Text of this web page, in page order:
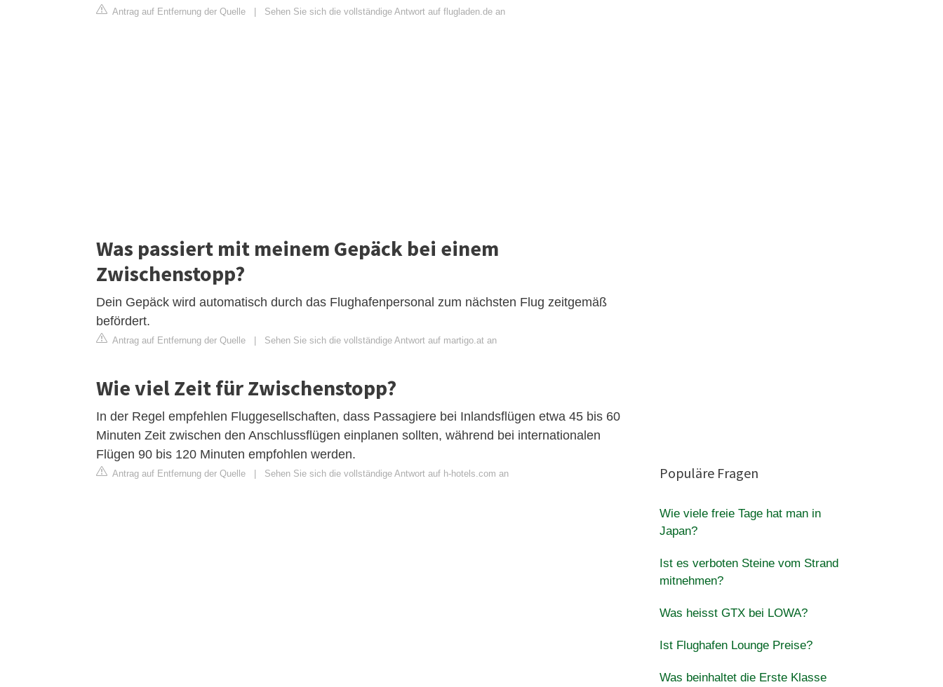
Antrag auf Entfernung der Quelle Sehen Sie sich die vollständige Antwort auf flugladen.de an
Was passiert mit meinem Gepäck bei einem
Zwischenstopp?
Dein Gepäck wird automatisch durch das Flughafenpersonal zum nächsten Flug zeitgemäß
befördert.
Antrag auf Entfernung der Quelle Sehen Sie sich die vollständige Antwort auf martigo.at an
Wie viel Zeit für Zwischenstopp?
In der Regel empfehlen Fluggesellschaften, dass Passagiere bei Inlandsflügen etwa 45 bis 60
Minuten Zeit zwischen den Anschlussflügen einplanen sollten, während bei internationalen
Flügen 90 bis 120 Minuten empfohlen werden.
Antrag auf Entfernung der Quelle Sehen Sie sich die vollständige Antwort auf h-hotels.com an Populäre Fragen
Wie viele freie Tage hat man in
Japan?
Ist es verboten Steine vom Strand
mitnehmen?
Was heisst GTX bei LOWA?
Ist Flughafen Lounge Preise?
Was beinhaltet die Erste Klasse